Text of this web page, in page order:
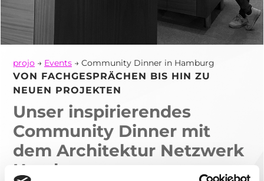
projo → Events → Community Dinner in Hamburg
VON FACHGESPRÄCHEN BIS HIN ZU
NEUEN PROJEKTEN
Unser inspirierendes
Community Dinner mit
dem Architektur Netzwerk
Hamburg